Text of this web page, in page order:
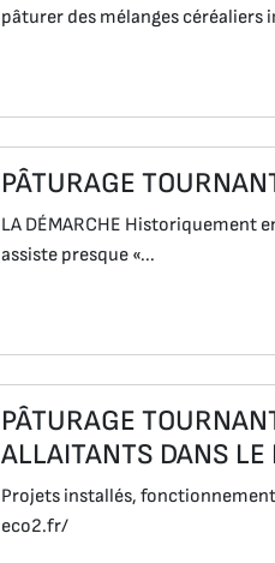
pâturer des mélanges céréaliers
PÂTURAGE
LA DÉMARCHE Historiquement
assiste presque «...
PÂTURAGE
ALLAITANTS DANS
Projets installés,
eco2.fr/